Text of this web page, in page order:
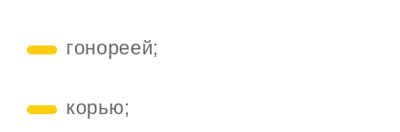
гонореей;
корью;